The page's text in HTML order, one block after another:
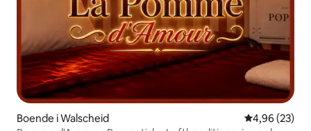
Boende i Walscheid 4,96 av 5 i
4,96 (23)